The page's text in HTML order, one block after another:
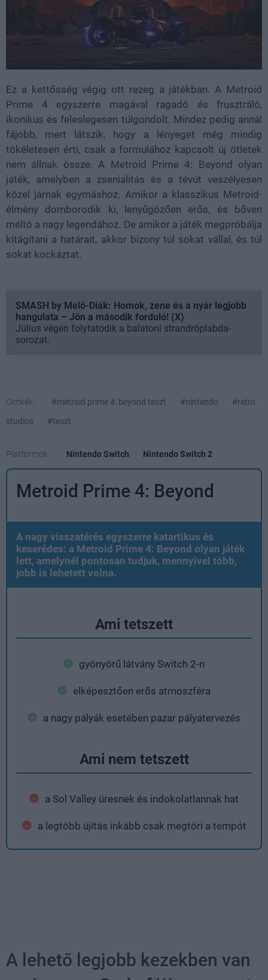
Ez a kettősség végig ott rezeg a játékban. A Metroid
Prime 4 egyszerre magával ragadó és frusztráló,
ikonikus és feleslegesen túlgondolt. Mindez pedig annál
fájóbb, mert látszik, hogy a lényeget még mindig
tökéletesen érti, csak a formulához kapcsolt új ötletek
nem állnak össze. A Metroid Prime 4: Beyond olyan
játék, amelyben a zsenialitás és a tévút veszélyesen
közel járnak egymáshoz. Amikor a klasszikus Metroid-
élmény domborodik ki, lenyűgözően erős, és bőven
méltó a nagy legendához. De amikor a játék megpróbálja
kitágítani a határait, akkor bizony túl sokat vállal, és túl
sokat kockáztat.
SMASH by Meló-Diák: Homok, zene és a nyár legjobb
hangulata – Jön a második forduló! (X)
Július végén folytatódik a balatoni strandröplabda-
sorozat.
Címkék: #metroid prime 4: beyond teszt #nintendo
#retro
studios
#teszt
Platformok: Nintendo Switch Nintendo Switch 2
Metroid Prime 4: Beyond
A nagy visszatérés egyszerre katartikus és
keserédes: a Metroid Prime 4: Beyond olyan játék
lett, amelynél pontosan tudjuk, mennyivel több,
jobb is lehetett volna.
Ami tetszett
gyönyörű látvány Switch 2-n
elképesztően erős atmoszféra
a nagy pályák esetében pazar pályatervezés
Ami nem tetszett
a Sol Valley üresnek és indokolatlannak hat
a legtöbb újítás inkább csak megtöri a tempót
A lehető legjobb kezekben van